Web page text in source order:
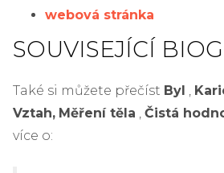
webová stránka
SOUVISEJÍCÍ
Také si můžete přečíst Byl ,
Vztah, Měření těla , Čistá
více o: